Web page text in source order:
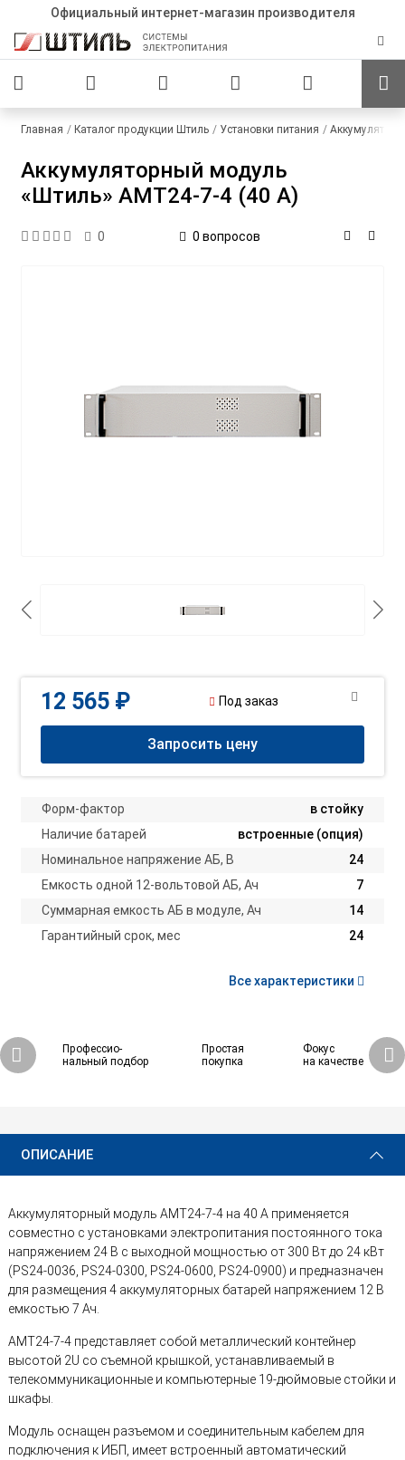
Официальный интернет-магазин производителя
Главная Каталог продукции Штиль Установки питания
Аккумуляторный модуль
«Штиль» АМТ24-7-4 (40 А)
0 0 вопросов
Форм-фактор
в стойку
Наличие батарей
встроенные (опция)
Номинальное напряжение АБ, В
24
Емкость одной 12-вольтовой АБ, Ач
7
Суммарная емкость АБ в модуле, Ач
14
Гарантийный срок, мес
24
Все характеристики
12 565 ₽ Под заказ
Запросить цену
Профессио-
нальный подбор
Простая
покупка
Фокус
на качестве
ОПИСАНИЕ
Аккумуляторный модуль АМТ24-7-4 на 40 А применяется
совместно с установками электропитания постоянного тока
напряжением 24 В с выходной мощностью от 300 Вт до 24 кВт
(PS24-0036, PS24-0300, PS24-0600, PS24-0900) и предназначен
для размещения 4 аккумуляторных батарей напряжением 12 В
емкостью 7 Ач.
АМТ24-7-4 представляет собой металлический контейнер
высотой 2U со съемной крышкой, устанавливаемый в
телекоммуникационные и компьютерные 19-дюймовые стойки и
шкафы.
Модуль оснащен разъемом и соединительным кабелем для
подключения к ИБП, имеет встроенный автоматический